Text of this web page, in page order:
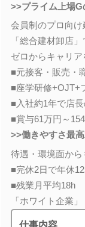
>>プライム上場G
会員制のプロ向け
「総合建材卸店」
ゼロからキャリア
■元接客・販売・
■座学研修+OJT+
■入社約1年で店
■賞与61万円～
>>働きやすさ最
待遇・環境面から
■完休2日で年休
■残業月平均18h
「ホワイト企業
仕事内容